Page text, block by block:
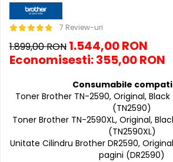
7 Review-uri
1.899,00 RON 1.544,00 RON
Economisesti:355,00RON
Consumabile
Toner Brother TN-2590, Original, Black
(TN2590)
Toner Brother TN-2590XL, Original,
(TN2590XL)
Unitate Cilindru Brother DR2590,
pagini (DR2590)